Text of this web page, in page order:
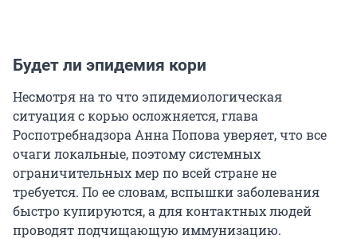
Будет ли эпидемия кори
Несмотря на то что эпидемиологическая
ситуация с корью осложняется, глава
Роспотребнадзора Анна Попова уверяет, что все
очаги локальные, поэтому системных
ограничительных мер по всей стране не
требуется. По ее словам, вспышки заболевания
быстро купируются, а для контактных людей
проводят подчищающую иммунизацию.